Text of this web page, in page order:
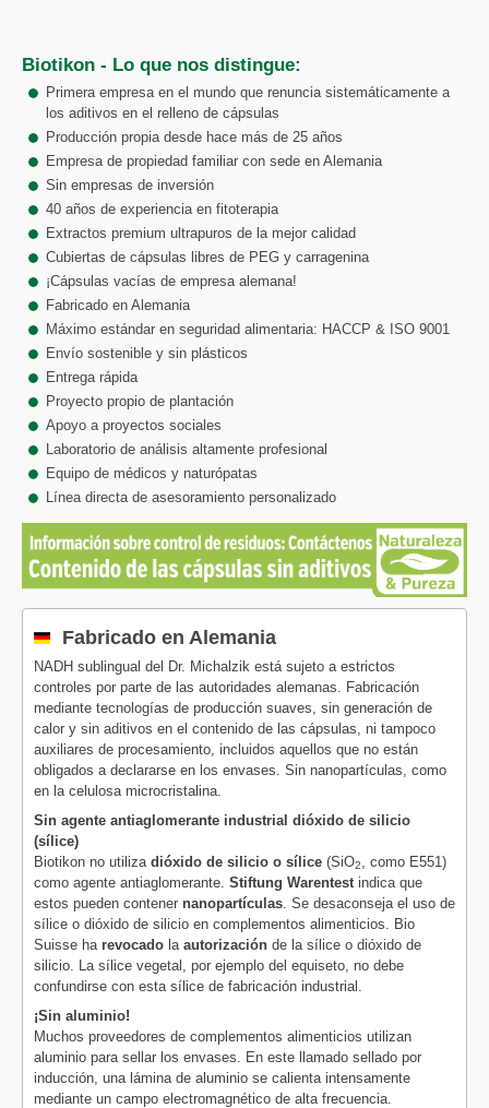
Biotikon - Lo que nos distingue:
Primera empresa en el mundo que renuncia sistemáticamente a
los aditivos en el relleno de cápsulas
Producción propia desde hace más de 25 años
Empresa de propiedad familiar con sede en Alemania
Sin empresas de inversión
40 años de experiencia en fitoterapia
Extractos premium ultrapuros de la mejor calidad
Cubiertas de cápsulas libres de PEG y carragenina
¡Cápsulas vacías de empresa alemana!
Fabricado en Alemania
Máximo estándar en seguridad alimentaria: HACCP & ISO 9001
Envío sostenible y sin plásticos
Entrega rápida
Proyecto propio de plantación
Apoyo a proyectos sociales
Laboratorio de análisis altamente profesional
Equipo de médicos y naturópatas
Línea directa de asesoramiento personalizado
Fabricado en Alemania
NADH sublingual del Dr. Michalzik está sujeto a estrictos
controles por parte de las autoridades alemanas. Fabricación
mediante tecnologías de producción suaves, sin generación de
calor y sin aditivos en el contenido de las cápsulas, ni tampoco
auxiliares de procesamiento, incluidos aquellos que no están
obligados a declararse en los envases. Sin nanopartículas, como
en la celulosa microcristalina.
Sin agente antiaglomerante industrial dióxido de silicio
(sílice)
Biotikon no utiliza dióxido de silicio o sílice (SiO2
, como E551)
como agente antiaglomerante. Stiftung Warentest indica que
estos pueden contener nanopartículas . Se desaconseja el uso de
sílice o dióxido de silicio en complementos alimenticios. Bio
Suisse ha revocado la autorización de la sílice o dióxido de
silicio. La sílice vegetal, por ejemplo del equiseto, no debe
confundirse con esta sílice de fabricación industrial.
¡Sin aluminio!
Muchos proveedores de complementos alimenticios utilizan
aluminio para sellar los envases. En este llamado sellado por
inducción, una lámina de aluminio se calienta intensamente
mediante un campo electromagnético de alta frecuencia.